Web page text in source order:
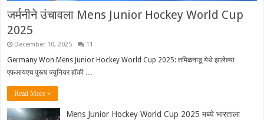
जर्मनीने उंचावला Mens Junior Hockey World Cup
2025
December 10, 2025 11
Germany Won Mens Junior Hockey World Cup 2025: तमिळनाडू येथे झालेल्या
एफआयएच पुरूष ज्युनियर हॉकी …
Read More »
Mens Junior Hockey World Cup 2025 मध्ये भारताला